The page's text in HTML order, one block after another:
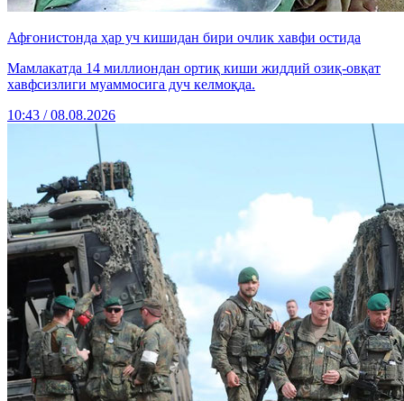
Афғонистонда ҳар уч кишидан бири очлик хавфи остида
Мамлакатда 14 миллиондан ортиқ киши жиддий озиқ-овқат
хавфсизлиги муаммосига дуч келмоқда.
10:43 / 08.08.2026